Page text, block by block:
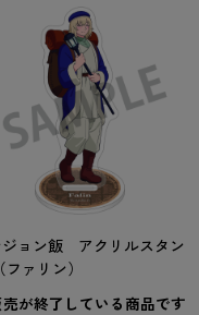
ジョン飯 アクリルスタン
ファリン）
売が終了している商品です